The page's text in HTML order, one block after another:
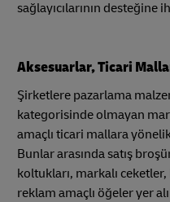
sağlayıcılarının desteğine
Aksesuarlar, Ticari
Şirketlere pazarlama
kategorisinde olmayan
amaçlı ticari mallara
Bunlar arasında satış
koltukları, markalı
reklam amaçlı öğeler yer